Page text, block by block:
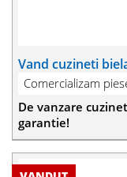
Vand cuzineti
Comercializam
De vanzare
garantie!